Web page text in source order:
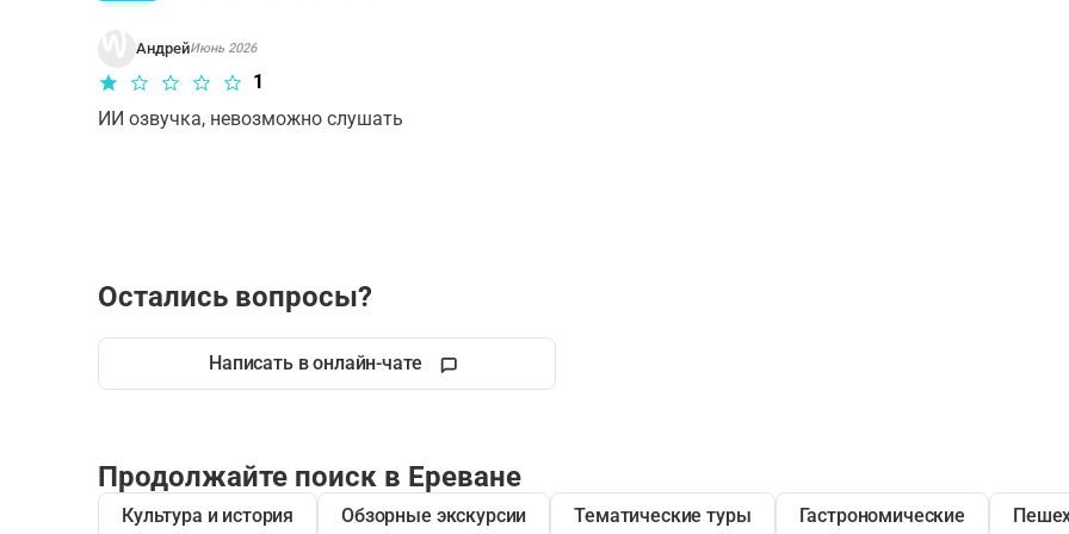
АндрейИюнь 2026
1
ИИ озвучка, невозможно слушать
Остались вопросы?
Написать в онлайн-чате
Продолжайте поиск в Ереване
Культура и история Обзорные экскурсии Тематические туры Гастрономические